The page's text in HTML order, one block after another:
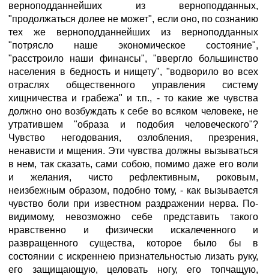
верноподданнейших из верноподданных,
"продолжаться долее не может", если оно, по сознанию
тех же верноподданнейших из верноподданных
"потрясло наше экономическое состояние",
"расстроило наши финансы", "ввергло большинство
населения в бедность и нищету", "водворило во всех
отраслях общественного управления систему
хищничества и грабежа" и т.п., - то какие же чувства
должно оно возбуждать к себе во всяком человеке, не
утратившем "образа и подобия человеческого"?
Чувство негодования, озлобления, презрения,
ненависти и мщения. Эти чувства должны вызываться
в нем, так сказать, сами собою, помимо даже его воли
и желания, чисто рефлективным, роковым,
неизбежным образом, подобно тому, - как вызывается
чувство боли при известном раздражении нерва. По-
видимому, невозможно себе представить такого
нравственно и физически искалеченного и
развращенного существа, которое было бы в
состоянии с искреннею признательностью лизать руку,
его защищающую, целовать ногу, его топчащую,